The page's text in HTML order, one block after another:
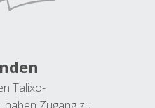
Talixo-